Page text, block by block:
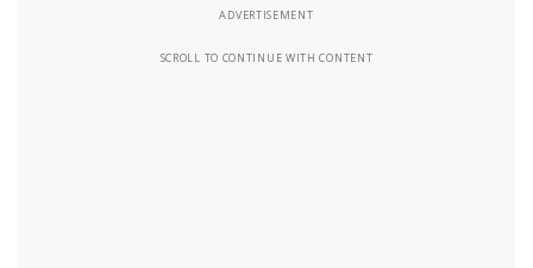
ADVERTISEMENT
SCROLL TO CONTINUE WITH CONTENT